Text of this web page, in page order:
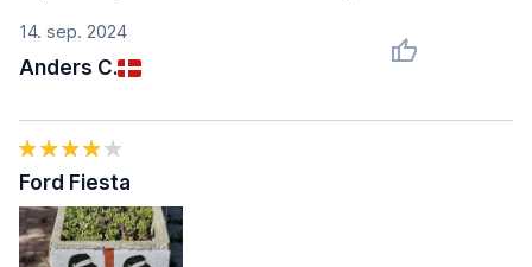
14. sep. 2024
Anders C.
Ford Fiesta